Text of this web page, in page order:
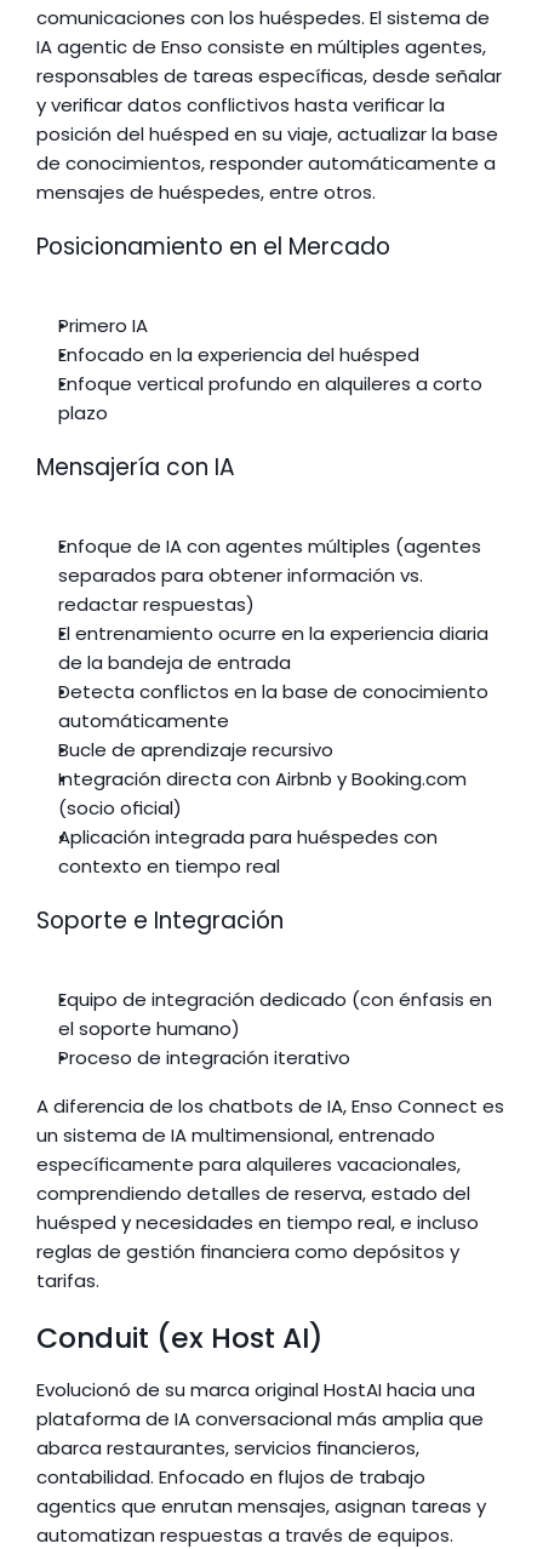
comunicaciones con los huéspedes. El sistema de
IA agentic de Enso consiste en múltiples agentes,
responsables de tareas específicas, desde señalar
y verificar datos conflictivos hasta verificar la
posición del huésped en su viaje, actualizar la base
de conocimientos, responder automáticamente a
mensajes de huéspedes, entre otros.
Posicionamiento en el Mercado
Primero IA
Enfocado en la experiencia del huésped
Enfoque vertical profundo en alquileres a corto
plazo
Mensajería con IA
Enfoque de IA con agentes múltiples (agentes
separados para obtener información vs.
redactar respuestas)
El entrenamiento ocurre en la experiencia diaria
de la bandeja de entrada
Detecta conflictos en la base de conocimiento
automáticamente
Bucle de aprendizaje recursivo
Integración directa con Airbnb y Booking.com
(socio oficial)
Aplicación integrada para huéspedes con
contexto en tiempo real
Soporte e Integración
Equipo de integración dedicado (con énfasis en
el soporte humano)
Proceso de integración iterativo
A diferencia de los chatbots de IA, Enso Connect es
un sistema de IA multimensional, entrenado
específicamente para alquileres vacacionales,
comprendiendo detalles de reserva, estado del
huésped y necesidades en tiempo real, e incluso
reglas de gestión financiera como depósitos y
tarifas.
Conduit (ex Host AI)
Evolucionó de su marca original HostAI hacia una
plataforma de IA conversacional más amplia que
abarca restaurantes, servicios financieros,
contabilidad. Enfocado en flujos de trabajo
agentics que enrutan mensajes, asignan tareas y
automatizan respuestas a través de equipos.